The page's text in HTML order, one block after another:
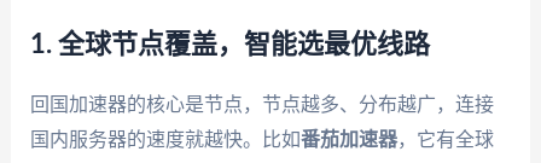
1. 全球节点覆盖，智能选最优线路
回国加速器的核心是节点，节点越多、分布越广，连接
国内服务器的速度就越快。比如番茄加速器，它有全球